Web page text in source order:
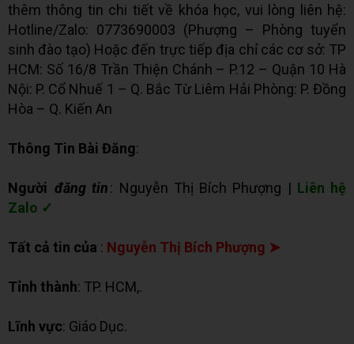
thêm thông tin chi tiết về khóa học, vui lòng liên hệ:
Hotline/Zalo: 0773690003 (Phượng – Phòng tuyển
sinh đào tạo) Hoặc đến trực tiếp địa chỉ các cơ sở: TP
HCM: Số 16/8 Trần Thiện Chánh – P.12 – Quận 10 Hà
Nội: P. Cổ Nhuế 1 – Q. Bắc Từ Liêm Hải Phòng: P. Đồng
Hòa – Q. Kiến An
Thông Tin Bài Đăng:
Người đăng tin: Nguyễn Thị Bích Phượng | Liên hệ
Zalo ✓
Tất cả tin của : Nguyễn Thị Bích Phượng ➤
Tỉnh thành: TP. HCM,.
Lĩnh vực: Giáo Dục.